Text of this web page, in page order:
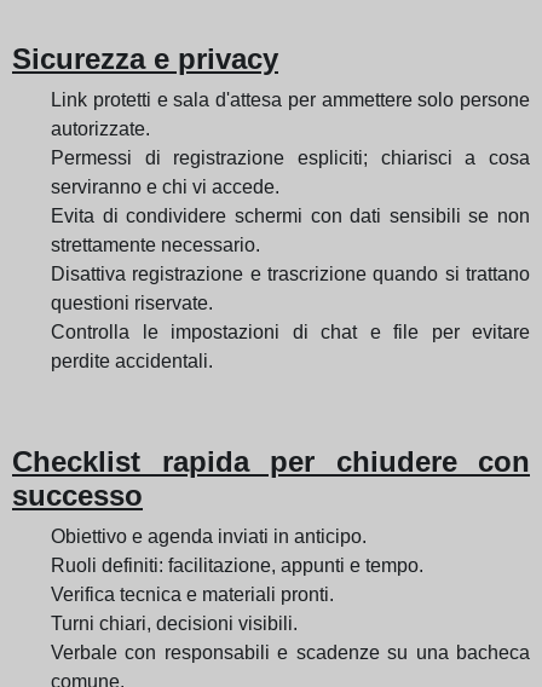
Sicurezza e privacy
Link protetti e sala d'attesa per ammettere solo persone
autorizzate.
Permessi di registrazione espliciti; chiarisci a cosa
serviranno e chi vi accede.
Evita di condividere schermi con dati sensibili se non
strettamente necessario.
Disattiva registrazione e trascrizione quando si trattano
questioni riservate.
Controlla le impostazioni di chat e file per evitare
perdite accidentali.
Checklist rapida per chiudere con
successo
Obiettivo e agenda inviati in anticipo.
Ruoli definiti: facilitazione, appunti e tempo.
Verifica tecnica e materiali pronti.
Turni chiari, decisioni visibili.
Verbale con responsabili e scadenze su una bacheca
comune.